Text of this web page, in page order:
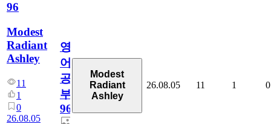
96
Modest
Radiant
Ashley
11
1
0
26.08.05
영
어
공
부
96
Modest
Radiant
Ashley
26.08.05 11 1 0